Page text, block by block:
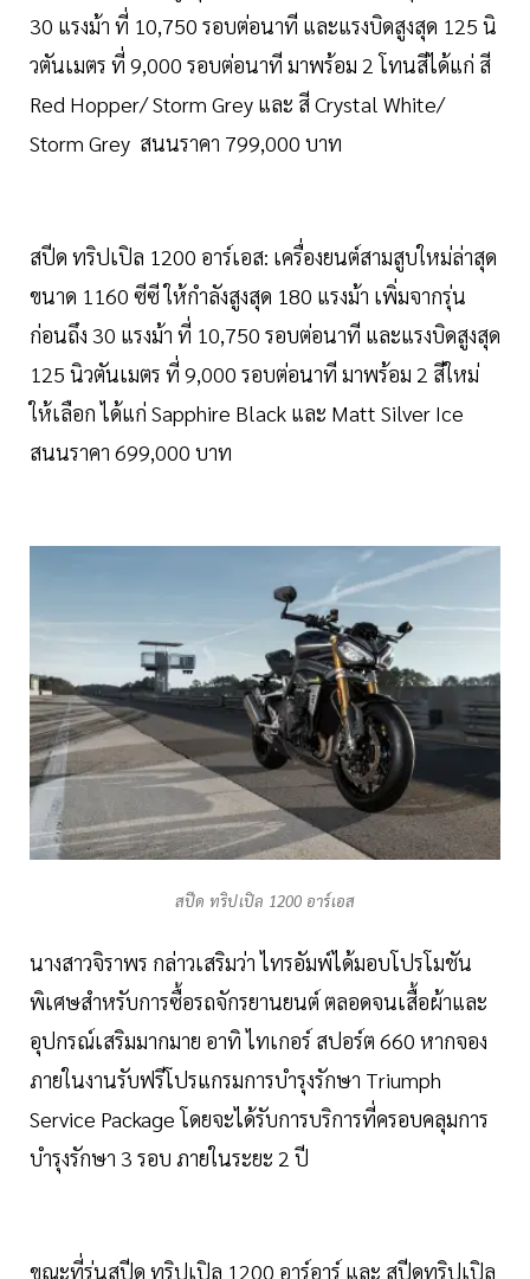
30 แรงม้า ที่ 10,750 รอบต่อนาที และแรงบิดสูงสุด 125 นิ
วตันเมตร ที่ 9,000 รอบต่อนาที มาพร้อม 2 โทนสีได้แก่ สี
Red Hopper/ Storm Grey และ สี Crystal White/
Storm Grey สนนราคา 799,000 บาท
สปีด ทริปเปิล 1200 อาร์เอส: เครื่องยนต์สามสูบใหม่ล่าสุด
ขนาด 1160 ซีซี ให้กำลังสูงสุด 180 แรงม้า เพิ่มจากรุ่น
ก่อนถึง 30 แรงม้า ที่ 10,750 รอบต่อนาที และแรงบิดสูงสุด
125 นิวตันเมตร ที่ 9,000 รอบต่อนาที มาพร้อม 2 สีใหม่
ให้เลือก ได้แก่ Sapphire Black และ Matt Silver Ice
สนนราคา 699,000 บาท
สปีด ทริปเปิล 1200 อาร์เอส
นางสาวจิราพร กล่าวเสริมว่า ไทรอัมพ์ได้มอบโปรโมชัน
พิเศษสำหรับการซื้อรถจักรยานยนต์ ตลอดจนเสื้อผ้าและ
อุปกรณ์เสริมมากมาย อาทิ ไทเกอร์ สปอร์ต 660 หากจอง
ภายในงานรับฟรีโปรแกรมการบำรุงรักษา Triumph
Service Package โดยจะได้รับการบริการที่ครอบคลุมการ
บำรุงรักษา 3 รอบ ภายในระยะ 2 ปี
ขณะที่รุ่นสปีด ทริปเปิล 1200 อาร์อาร์ และ สปีดทริปเปิล